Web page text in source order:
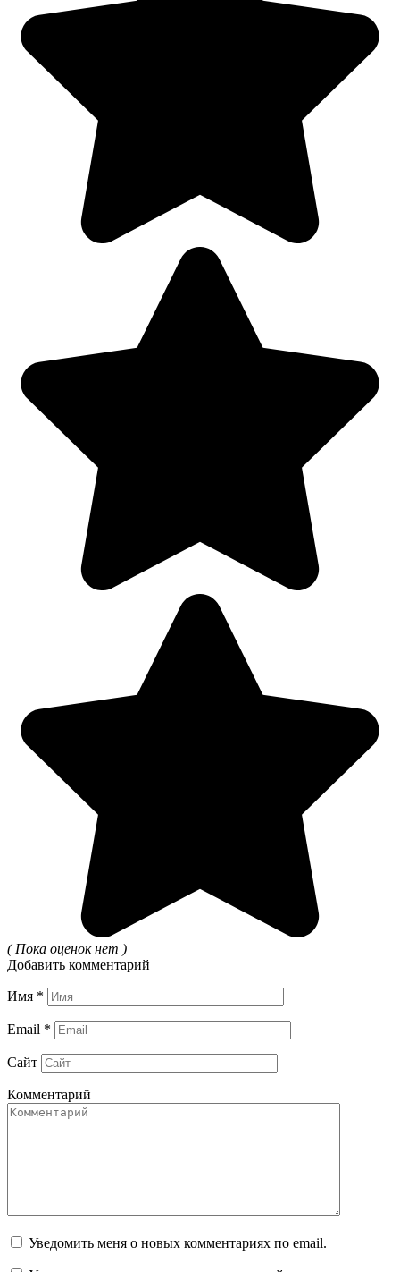
( Пока оценок нет )
Добавить комментарий
Имя *
Email *
Сайт
Комментарий
Уведомить меня о новых комментариях по email.